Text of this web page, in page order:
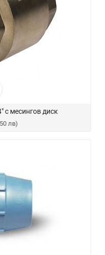
с месингов диск
лв)